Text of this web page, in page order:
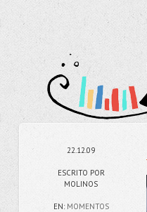
22.12.09
ESCRITO POR
MOLINOS
EN: MOMENTOS